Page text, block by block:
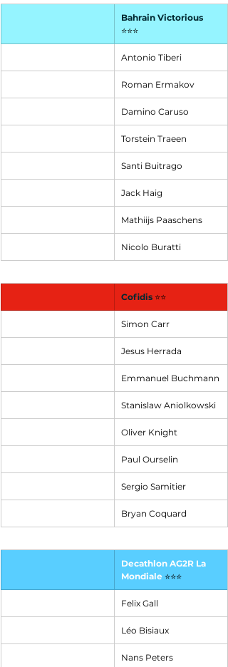
Bahrain Victorious
⭐⭐⭐
Antonio Tiberi
Roman Ermakov
Damino Caruso
Torstein Traeen
Santi Buitrago
Jack Haig
Mathiijs Paaschens
Nicolo Buratti
Cofidis ⭐⭐
Simon Carr
Jesus Herrada
Emmanuel Buchmann
Stanislaw Aniolkowski
Oliver Knight
Paul Ourselin
Sergio Samitier
Bryan Coquard
Decathlon AG2R La
Mondiale ⭐⭐⭐
Felix Gall
Léo Bisiaux
Nans Peters